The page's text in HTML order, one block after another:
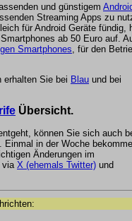
und günstigem
Streaming Apps zu
für Android Geräte fündig,
ab 50 Euro auf.
Smartphones , für den
erhalten Sie bei Blau und bei
Übersicht.
können Sie sich auch
Einmal in der Woche
Änderungen im
via X (ehemals Twitter) und